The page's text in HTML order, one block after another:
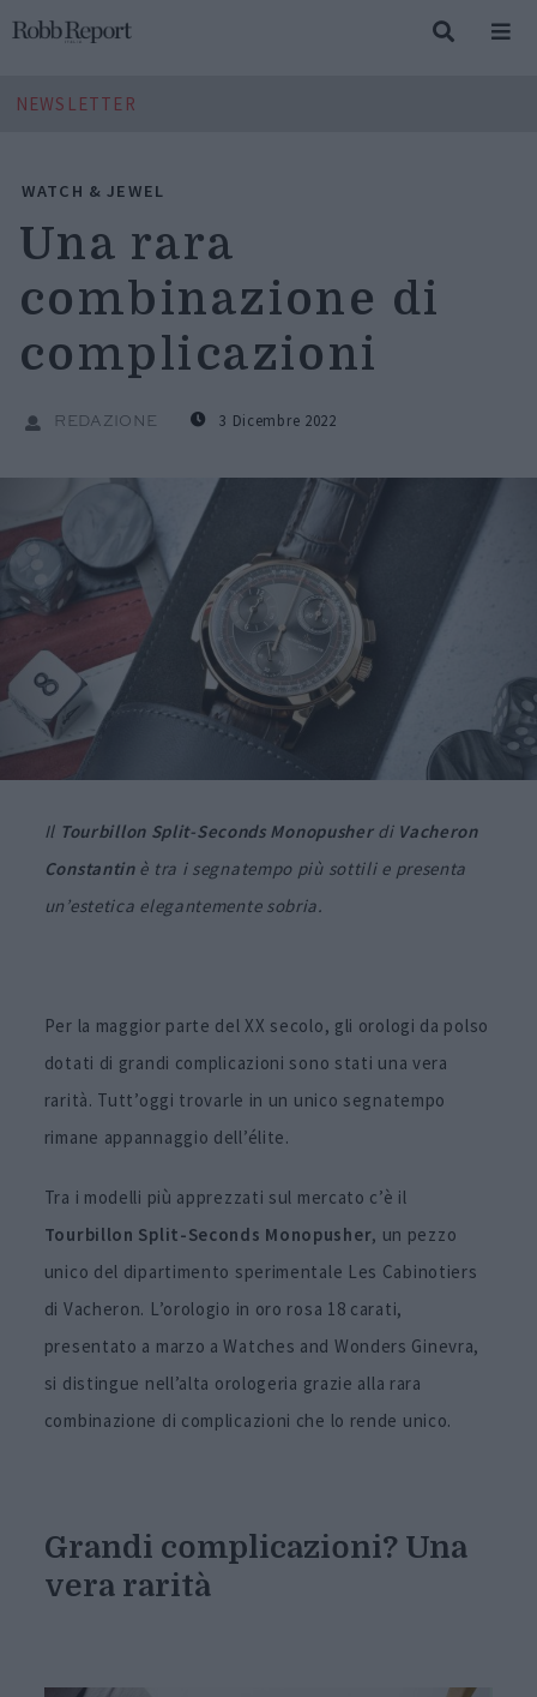
NEWSLETTER
WATCH & JEWEL
Una rara
combinazione di
complicazioni
REDAZIONE 3 Dicembre 2022
Il Tourbillon Split-Seconds Monopusherdi Vacheron
Constantinè tra i segnatempo più sottili e presenta
un’estetica elegantemente sobria.
Per la maggior parte del XX secolo, gli orologi da polso
dotati di grandi complicazioni sono stati una vera
rarità. Tutt’oggi trovarle in un unico segnatempo
rimane appannaggio dell’élite.
Tra i modelli più apprezzati sul mercato c’è il
Tourbillon Split-Seconds Monopusher, un pezzo
unico del dipartimento sperimentale Les Cabinotiers
di Vacheron. L’orologio in oro rosa 18 carati,
presentato a marzo a Watches and Wonders Ginevra,
si distingue nell’alta orologeria grazie alla rara
combinazione di complicazioni che lo rende unico.
Grandi complicazioni? Una
vera rarità